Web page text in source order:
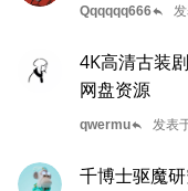
Qqqqqq666reply
4K高清古装
网盘资源
qwermureply 发表
千博士驱魔